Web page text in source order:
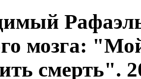
мозга:
смерть".